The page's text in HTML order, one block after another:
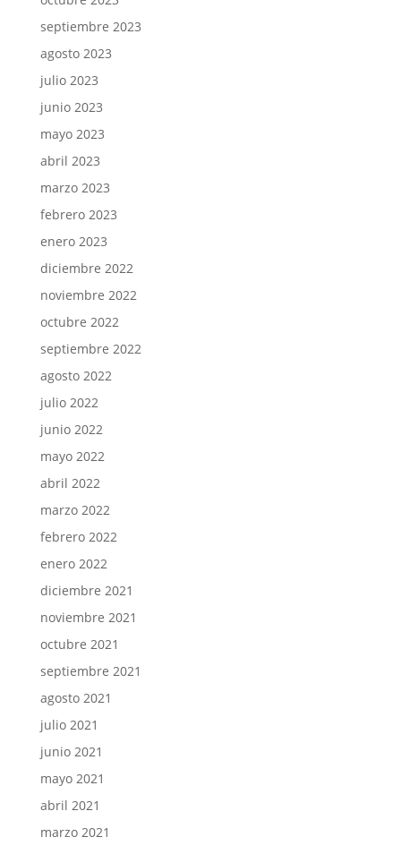
septiembre 2023
agosto 2023
julio 2023
junio 2023
mayo 2023
abril 2023
marzo 2023
febrero 2023
enero 2023
diciembre 2022
noviembre 2022
octubre 2022
septiembre 2022
agosto 2022
julio 2022
junio 2022
mayo 2022
abril 2022
marzo 2022
febrero 2022
enero 2022
diciembre 2021
noviembre 2021
octubre 2021
septiembre 2021
agosto 2021
julio 2021
junio 2021
mayo 2021
abril 2021
marzo 2021